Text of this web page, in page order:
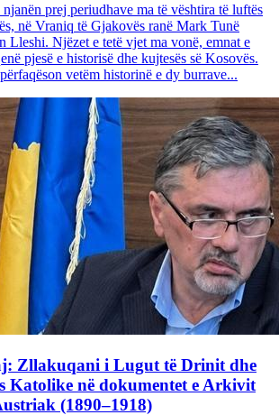
prej periudhave ma të vështira të luftës
në Vraniq të Gjakovës ranë Mark Tunë
Lleshi. Njëzet e tetë vjet ma vonë, emnat e
pjesë e historisë dhe kujtesës së Kosovës.
vetëm historinë e dy burrave...
Zllakuqani i Lugut të Drinit dhe
Katolike në dokumentet e Arkivit
(1890–1918)